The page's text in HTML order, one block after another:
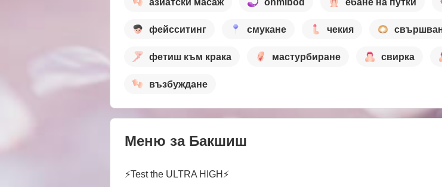
фейсситинг смукане чекия
фетиш към крака мастурбиране свирка
възбуждане
Меню за Бакшиш
⚡Test the ULTRA HIGH⚡